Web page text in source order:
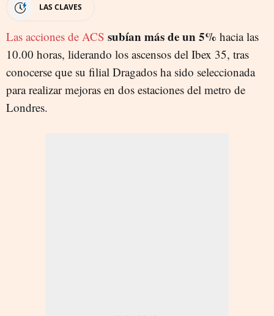
LAS CLAVES
Las acciones de ACS subían más de un 5% hacia las
10.00 horas, liderando los ascensos del Ibex 35, tras
conocerse que su filial Dragados ha sido seleccionada
para realizar mejoras en dos estaciones del metro de
Londres.